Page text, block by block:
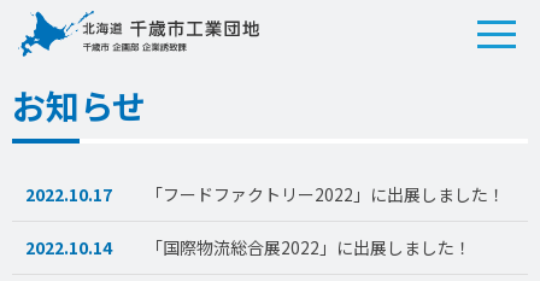
お知らせ
2022.10.17 「フードファクトリー2022」に出展しました！
2022.10.14 「国際物流総合展2022」に出展しました！